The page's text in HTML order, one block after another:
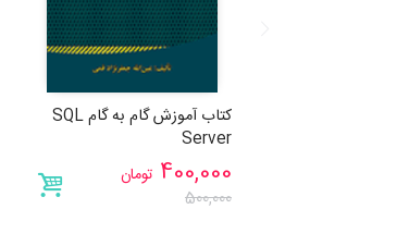
کتاب آموزش گام به گام SQL
Server
400,000 تومان
500,000